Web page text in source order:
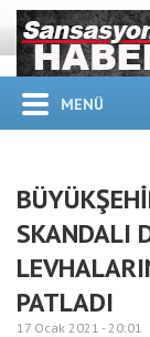
MENÜ
SKANDALI
PATLADI
17 Ocak 2021 -20:01